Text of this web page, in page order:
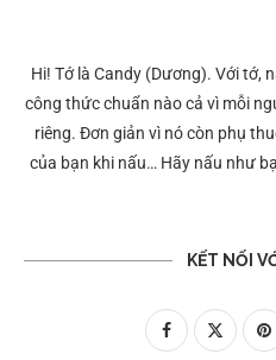
Hi! Tớ là Candy (Dương). Với tớ,
công thức chuẩn nào cả vì mỗi
riêng. Đơn giản vì nó còn phụ
của bạn khi nấu… Hãy nấu như
KẾT NỐI